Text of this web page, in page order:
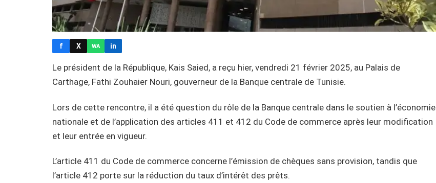
f X WA in
Le président de la République, Kais Saied, a reçu hier, vendredi 21 février 2025, au Palais de
Carthage, Fathi Zouhaier Nouri, gouverneur de la Banque centrale de Tunisie.
Lors de cette rencontre, il a été question du rôle de la Banque centrale dans le soutien à l’économie
nationale et de l’application des articles 411 et 412 du Code de commerce après leur modification
et leur entrée en vigueur.
L’article 411 du Code de commerce concerne l’émission de chèques sans provision, tandis que
l’article 412 porte sur la réduction du taux d’intérêt des prêts.